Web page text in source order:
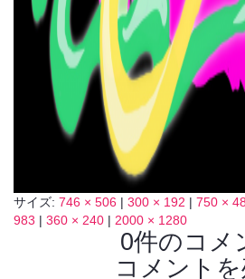
サイズ: 746 × 506 | 300 × 192 | 750 ×
983 | 360 × 240 | 2000 × 1280
0件のコメ
コメント